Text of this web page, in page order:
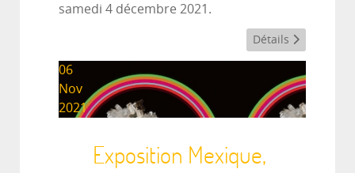
samedi 4 décembre 2021.
Détails
06
Nov
2021
Exposition Mexique,